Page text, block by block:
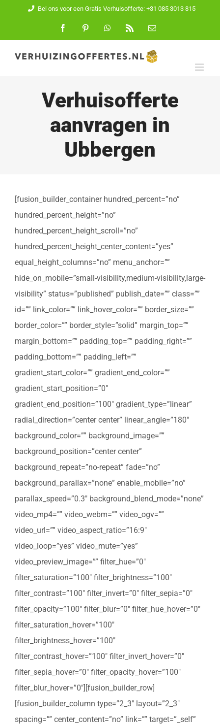
inhoud
Bel ons voor een Gratis Verhuisofferte: +31 085 3013 815
FacebookPinterest WhatsApp
E-
Verhuisofferte
aanvragen in
Ubbergen
[fusion_builder_container hundred_percent=”no”
hundred_percent_height=”no”
hundred_percent_height_scroll=”no”
hundred_percent_height_center_content=”yes”
equal_height_columns=”no” menu_anchor=””
hide_on_mobile=”small-visibility,medium-visibility,large-
visibility” status=”published” publish_date=”” class=””
id=”” link_color=”” link_hover_color=”” border_size=””
border_color=”” border_style=”solid” margin_top=””
margin_bottom=”” padding_top=”” padding_right=””
padding_bottom=”” padding_left=””
gradient_start_color=”” gradient_end_color=””
gradient_start_position=”0″
gradient_end_position=”100″ gradient_type=”linear”
radial_direction=”center center” linear_angle=”180″
background_color=”” background_image=””
background_position=”center center”
background_repeat=”no-repeat” fade=”no”
background_parallax=”none” enable_mobile=”no”
parallax_speed=”0.3″ background_blend_mode=”none”
video_mp4=”” video_webm=”” video_ogv=””
video_url=”” video_aspect_ratio=”16:9″
video_loop=”yes” video_mute=”yes”
video_preview_image=”” filter_hue=”0″
filter_saturation=”100″ filter_brightness=”100″
filter_contrast=”100″ filter_invert=”0″ filter_sepia=”0″
filter_opacity=”100″ filter_blur=”0″ filter_hue_hover=”0″
filter_saturation_hover=”100″
filter_brightness_hover=”100″
filter_contrast_hover=”100″ filter_invert_hover=”0″
filter_sepia_hover=”0″ filter_opacity_hover=”100″
filter_blur_hover=”0″][fusion_builder_row]
[fusion_builder_column type=”2_3″ layout=”2_3″
spacing=”” center_content=”no” link=”” target=”_self”